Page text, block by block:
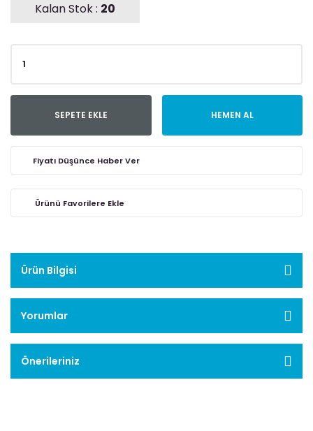
Kalan Stok : 20
SEPETE EKLE HEMEN AL
Fiyatı Düşünce Haber Ver
Ürün Bilgisi
Yorumlar
Önerileriniz